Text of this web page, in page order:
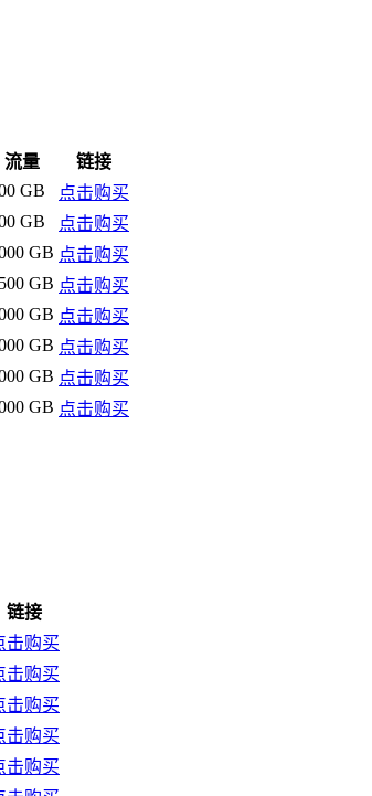
流量
链接
GB
点击购买
GB
点击购买
GB 点击购买
GB 点击购买
GB 点击购买
GB 点击购买
GB 点击购买
GB 点击购买
链接
击购买
击购买
击购买
击购买
击购买